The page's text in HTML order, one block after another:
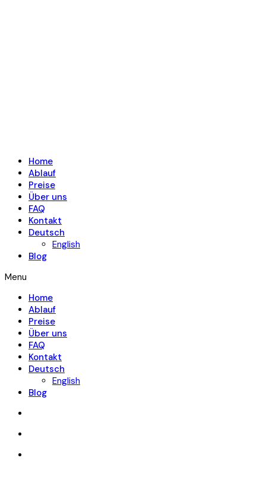
Home
Ablauf
Preise
Über uns
FAQ
Kontakt
Deutsch
English
Blog
Menu
Home
Ablauf
Preise
Über uns
FAQ
Kontakt
Deutsch
English
Blog